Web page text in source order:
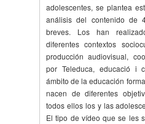
adolescentes, se plantea
análisis del contenido de
breves. Los han
diferentes contextos
producción audiovisual,
por Teleduca, educació i
ámbito de la educación
nacen de diferentes
todos ellos los y las
El tipo de vídeo que se les